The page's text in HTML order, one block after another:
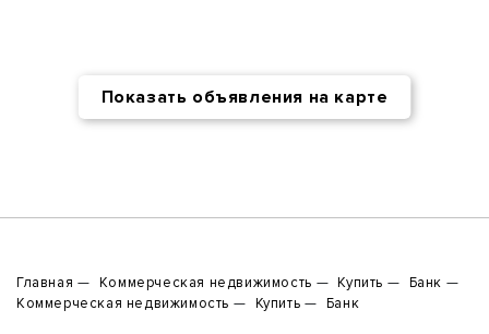
Показать объявления на карте
Главная Коммерческая недвижимость Купить
Банк
Коммерческая недвижимость
Купить Банк